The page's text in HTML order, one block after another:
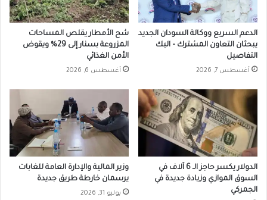
الدعم السريع ووكالة السودان الجديد
يبحثان التعاون المشترك – اليك
التفاصيل
أغسطس 7, 2026
شح الأمطار يقلص المساحات
المزروعة بسنار إلى 29% ويقوض
الأمن الغذائي
أغسطس 6, 2026
الدولار يكسر حاجز الـ 6 آلاف في
السوق الموازي وزيادة جديدة في
الجمركي
وزير المالية والإدارة العامة للغابات
يرسمان خارطة طريق جديدة
يوليو 31, 2026